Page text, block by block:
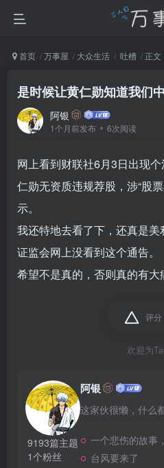
首页 万事屋 大众生活 吐槽 正文
是时候让黄仁勋知道我们
阿银
1个月前发布 6次阅读
网上看到财联社6月3日出现
仁勋无资质违规荐股，涉“股
示。
我还特地去看了下，还真是
证监会网上没看到这个通告。
希望不是真的，否则真的有大
评分
欢迎为
9193篇主题
1个粉丝
阿银
这家伙很懒，什么
一个悲伤的故事
台风要来了